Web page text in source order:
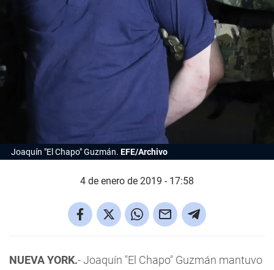
Joaquín "El Chapo" Guzmán. EFE/Archivo
4 de enero de 2019 - 17:58
NUEVA YORK.- Joaquín "El Chapo" Guzmán mantuvo